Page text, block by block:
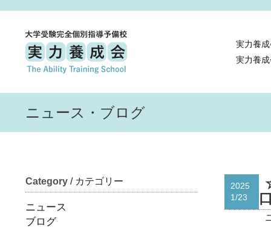
実力養
実力養
ニュース・ブログ
Category / カテゴリー
ニュース
ブログ
2025
1/23